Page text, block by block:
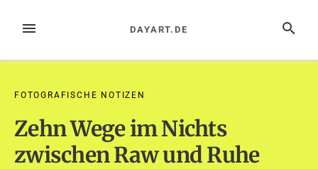
InhaltMENÜ SUCHE
DAYART.DE
FOTOGRAFISCHE NOTIZEN
Zehn Wege im Nichts
zwischen Raw und Ruhe